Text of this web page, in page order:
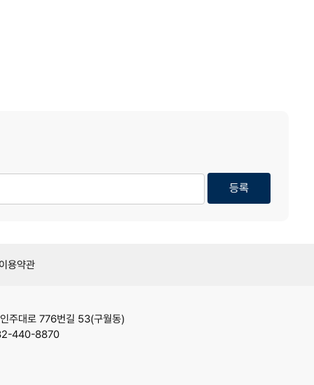
등록
이용약관
주대로 776번길 53(구월동)
440-8870